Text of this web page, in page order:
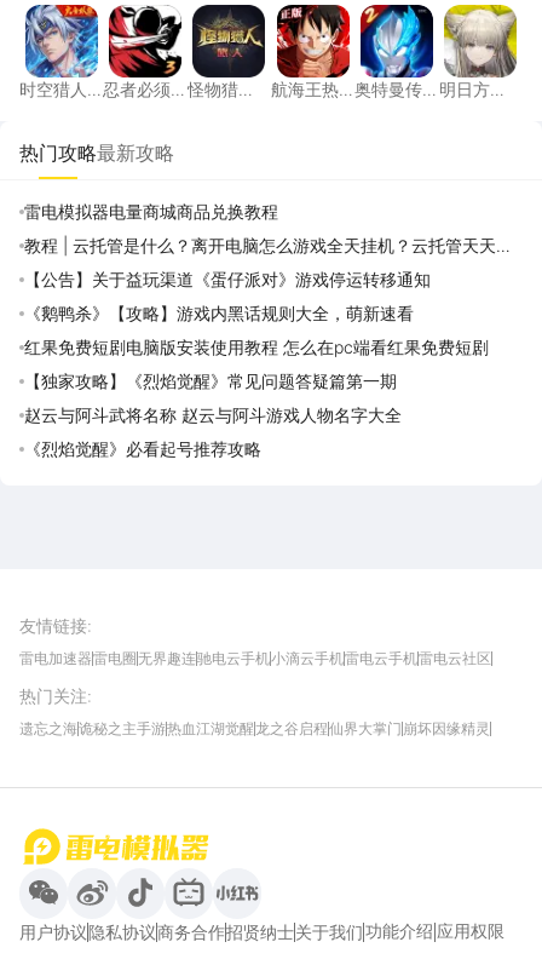
时空猎人·觉醒
时空猎人·
忍者必须死3
忍者必须
怪物猎人：旅人
怪物猎
航海王热血航线
航海王热
奥特曼传奇英雄2
奥特曼传
明日
明日方
热门攻略最新攻略
雷电模拟器电量商城商品兑换教程
教程 | 云托管是什么？离开电脑怎么游戏全天挂机？云托管天天免
费领取攻略
【公告】关于益玩渠道《蛋仔派对》游戏停运转移通知
《鹅鸭杀》【攻略】游戏内黑话规则大全，萌新速看
红果免费短剧电脑版安装使用教程 怎么在pc端看红果免费短剧
【独家攻略】《烈焰觉醒》常见问题答疑篇第一期
赵云与阿斗武将名称 赵云与阿斗游戏人物名字大全
《烈焰觉醒》必看起号推荐攻略
友情链接:
雷电加速器雷电圈无界趣连驰电云手机小滴云手机雷电云手机雷电云社区
我爱vr网华军软件园
热门关注:
遗忘之海诡秘之主手游热血江湖觉醒龙之谷启程仙界大掌门 崩坏因缘精灵
用户协议隐私协议商务合作招贤纳士关于我们功能介绍 应用权限
首页
微信
微博 抖音 哔哩哔哩